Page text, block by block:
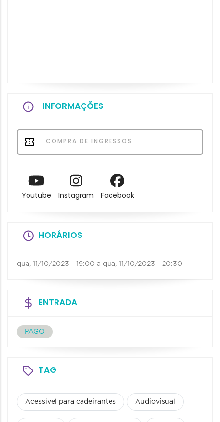
INFORMAÇÕES
COMPRA DE INGRESSOS
Youtube Instagram Facebook
HORÁRIOS
qua, 11/10/2023 - 19:00 a qua, 11/10/2023 - 20:30
ENTRADA
PAGO
TAG
Acessível para cadeirantes Audiovisual